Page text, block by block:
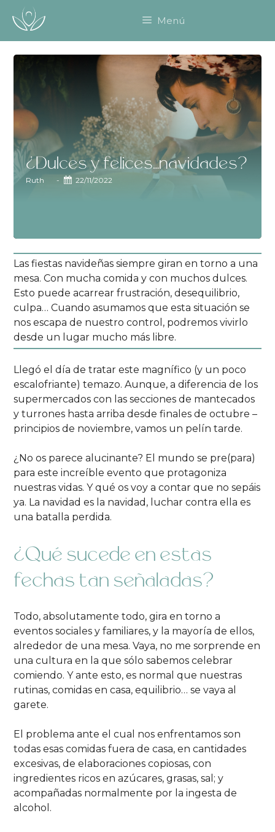
Saltar
Menú
¿Dulces y felices…navidades?
Ruth - 22/11/2022
Las fiestas navideñas siempre giran en torno a una
mesa. Con mucha comida y con muchos dulces.
Esto puede acarrear frustración, desequilibrio,
culpa… Cuando asumamos que esta situación se
nos escapa de nuestro control, podremos vivirlo
desde un lugar mucho más libre.
Llegó el día de tratar este magnífico (y un poco
escalofriante) temazo. Aunque, a diferencia de los
supermercados con las secciones de mantecados
y turrones hasta arriba desde finales de octubre –
principios de noviembre, vamos un pelín tarde.
¿No os parece alucinante? El mundo se pre(para)
para este increíble evento que protagoniza
nuestras vidas. Y qué os voy a contar que no sepáis
ya. La navidad es la navidad, luchar contra ella es
una batalla perdida.
¿Qué sucede en estas
fechas tan señaladas?
Todo, absolutamente todo, gira en torno a
eventos sociales y familiares, y la mayoría de ellos,
alrededor de una mesa. Vaya, no me sorprende en
una cultura en la que sólo sabemos celebrar
comiendo. Y ante esto, es normal que nuestras
rutinas, comidas en casa, equilibrio… se vaya al
garete.
El problema ante el cual nos enfrentamos son
todas esas comidas fuera de casa, en cantidades
excesivas, de elaboraciones copiosas, con
ingredientes ricos en azúcares, grasas, sal; y
acompañadas normalmente por la ingesta de
alcohol.